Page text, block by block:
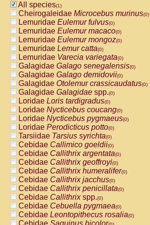
All species(1)
Cheirogaleidae Microcebus murinus(0)
Lemuridae Eulemur fulvus(0)
Lemuridae Eulemur macaco(0)
Lemuridae Eulemur mongoz(0)
Lemuridae Lemur catta(0)
Lemuridae Varecia variegata(0)
Galagidae Galago senegalensis(0)
Galagidae Galago demidovii(0)
Galagidae Otolemur crassicaudatus(0)
Galagidae Galagidae spp.(0)
Loridae Loris tardigradus(0)
Loridae Nycticebus coucang(0)
Loridae Nycticebus pygmaeus(0)
Loridae Perodicticus potto(0)
Tarsiidae Tarsius syrichta(0)
Cebidae Callimico goeldii(0)
Cebidae Callithrix argentata(0)
Cebidae Callithrix geoffroyi(0)
Cebidae Callithrix humeralifer(0)
Cebidae Callithrix jacchus(0)
Cebidae Callithrix penicillata(0)
Cebidae Callithrixspp.(0)
Cebidae Cebuella pygmaea(0)
Cebidae Leontopithecus rosalia(0)
Cebidae Saguinus bicolor